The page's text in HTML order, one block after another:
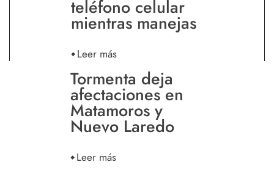
teléfono celular
mientras manejas
Leer más
Tormenta deja
afectaciones en
Matamoros y
Nuevo Laredo
Leer más